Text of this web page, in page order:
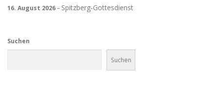
16. August 2026– Spitzberg-Gottesdienst
Suchen
Suchen